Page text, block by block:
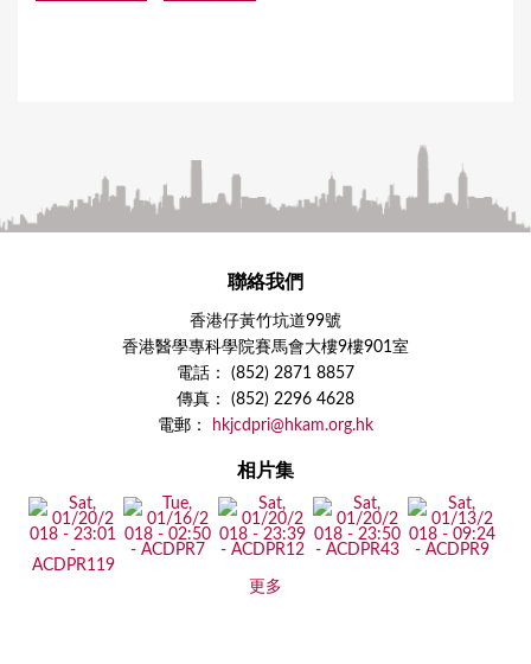
聯絡我們
香港仔黃竹坑道99號
香港醫學專科學院賽馬會大樓9樓901室
電話： (852) 2871 8857
傳真： (852) 2296 4628
電郵：
hkjcdpri@hkam.org.hk
相片集
更多